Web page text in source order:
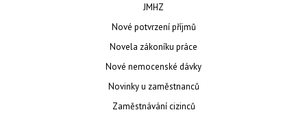
JMHZ
Nové potvrzení příjmů
Novela zákoníku práce
Nové nemocenské dávky
Novinky u zaměstnanců
Zaměstnávání cizinců